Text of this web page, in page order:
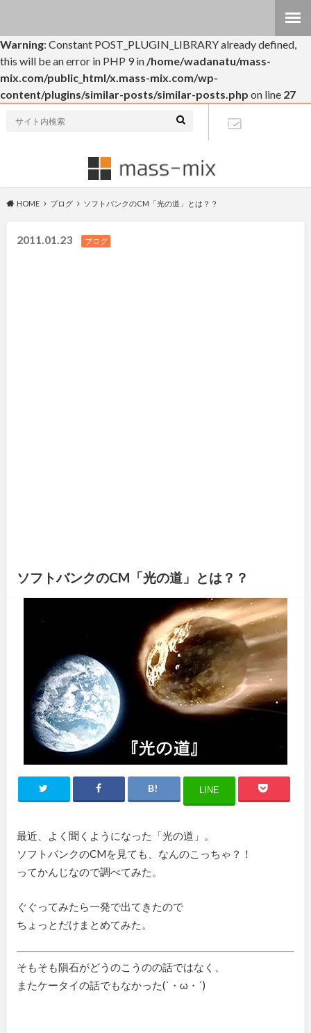
Warning: Constant POST_PLUGIN_LIBRARY already defined,
this will be an error in PHP 9 in/home/wadanatu/mass-
mix.com/public_html/x.mass-mix.com/wp-
content/plugins/similar-posts/similar-posts.php on line 27
せ
HOME ブログ ソフトバンクのCM「光の道」とは？？
2011.01.23 ブログ
ソフトバンクのCM「光の道」とは？？
LINE
最近、よく聞くようになった「光の道」。
ソフトバンクのCMを見ても、なんのこっちゃ？！
ってかんじなので調べてみた。
ぐぐってみたら一発で出てきたので
ちょっとだけまとめてみた。
そもそも隕石がどうのこうのの話ではなく、
またケータイの話でもなかった(`・ω・´)